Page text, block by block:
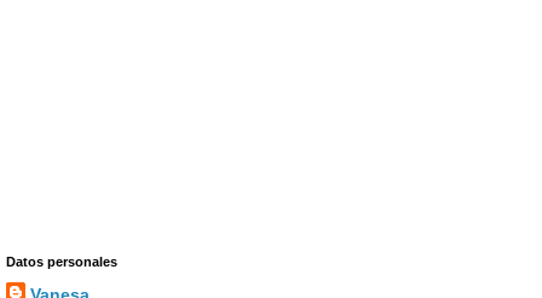
Datos personales